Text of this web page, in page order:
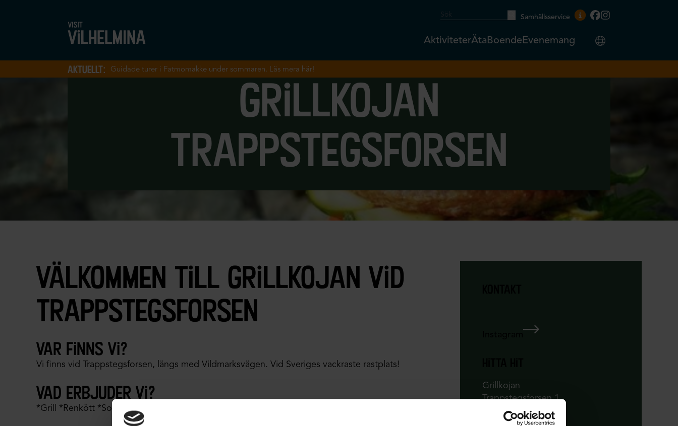
Samhällsservice
AktiviteterÄtaBoendeEvenemang
aktuellt: Guidade turer i Fatmomakke under sommaren. Läs mera här!
grillkojan
trappstegsforsen
välkommen till grillkojan vid
trappstegsforsen
var finns vi?
Vi finns vid Trappstegsforsen, längs med Vildmarksvägen. Vid Sveriges vackraste rastplats!
vad erbjuder vi?
*Grill *Renkött *Souvenirer *Kaffe *Glass
Grillkojan
Trappstegsforsen 1
912 70 Marsfjäll